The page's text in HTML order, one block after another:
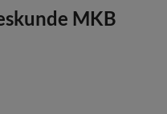
MKB